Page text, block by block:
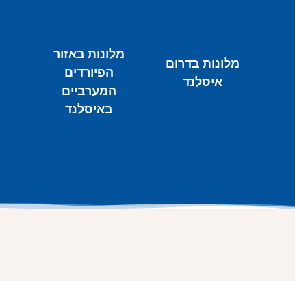
מלונות בדרום
איסלנד
מלונות באזור
הפיורדים
המערביים
באיסלנד